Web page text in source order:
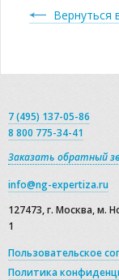
Вернуться
7 (495) 137-05-86
8 800 775-34-41
Заказать обратный
info@ng-expertiza.ru
127473, г. Москва, м.
1
Пользовательское
Политика